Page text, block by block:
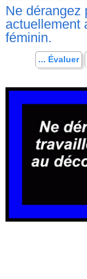
Ne dérangez
actuellement
féminin.
... Évaluer